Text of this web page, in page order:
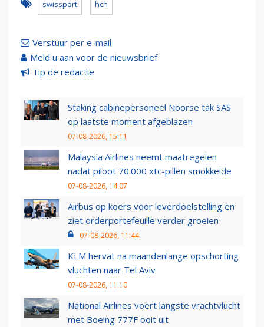
swissport hch
Verstuur per e-mail
Meld u aan voor de nieuwsbrief
Tip de redactie
Staking cabinepersoneel Noorse tak SAS
op laatste moment afgeblazen
07-08-2026, 15:11
Malaysia Airlines neemt maatregelen
nadat piloot 70.000 xtc-pillen smokkelde
07-08-2026, 14:07
Airbus op koers voor leverdoelstelling en
ziet orderportefeuille verder groeien
07-08-2026, 11:44
KLM hervat na maandenlange opschorting
vluchten naar Tel Aviv
07-08-2026, 11:10
National Airlines voert langste vrachtvlucht
met Boeing 777F ooit uit